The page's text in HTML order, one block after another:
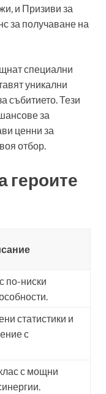
и Призиви за
за получаване на
специални
уникални
събитието. Тези
за
ценни за
отбор.
героите
по-ниски
статистики и
с
с мощни